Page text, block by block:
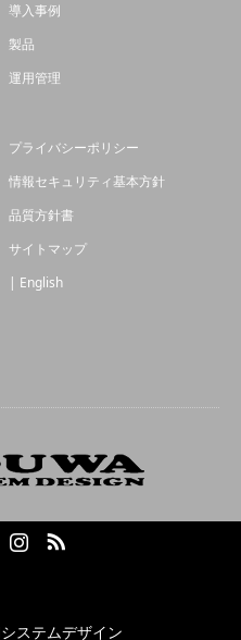
導入事例
製品
運用管理
プライバシーポリシー
情報セキュリティ基本方針
品質方針書
サイトマップ
| English
ステムデザイン